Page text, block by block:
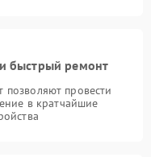
быстрый ремонт
провести
в кратчайшие